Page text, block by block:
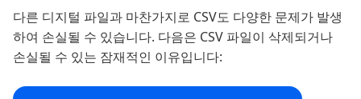
다른 디지털 파일과 마찬가지로 CSV도 다양한 문제가 발생
하여 손실될 수 있습니다. 다음은 CSV 파일이 삭제되거나
손실될 수 있는 잠재적인 이유입니다: